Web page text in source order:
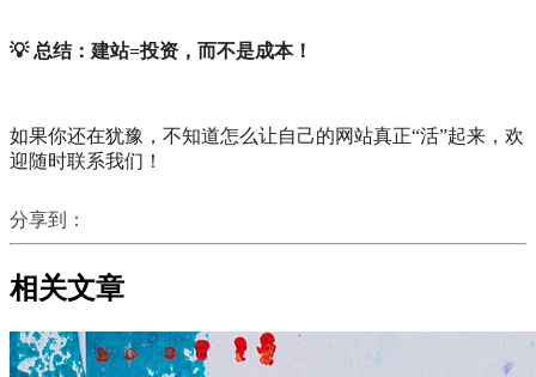
💡 总结：建站=投资，而不是成本！
如果你还在犹豫，不知道怎么让自己的网站真正“活”起来，欢
迎随时联系我们！
分享到：
相关文章